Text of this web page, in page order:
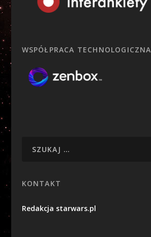
WSPÓŁPRACA TECHNOLOGICZNA
KONTAKT
Redakcja starwars.pl